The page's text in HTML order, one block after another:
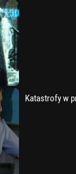
Katastrofy w